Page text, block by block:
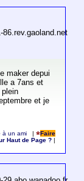
86.rev.gaoland.net
maker depui
a 7ans et
et je
à un ami |
Faire
Haut de Page ?